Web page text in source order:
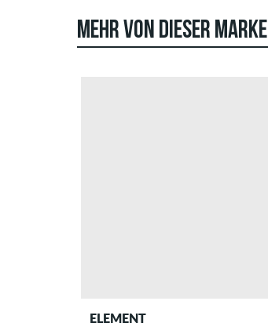
MEHR VON DIESER MARKE
ELEMENT